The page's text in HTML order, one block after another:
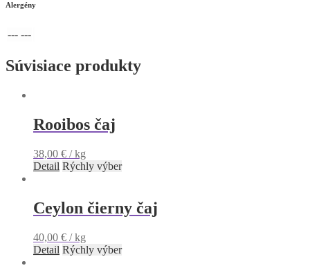
Alergény
--- ---
Súvisiace produkty
Rooibos čaj
38,00 € / kg
Detail Rýchly výber
Ceylon čierny čaj
40,00 € / kg
Detail Rýchly výber